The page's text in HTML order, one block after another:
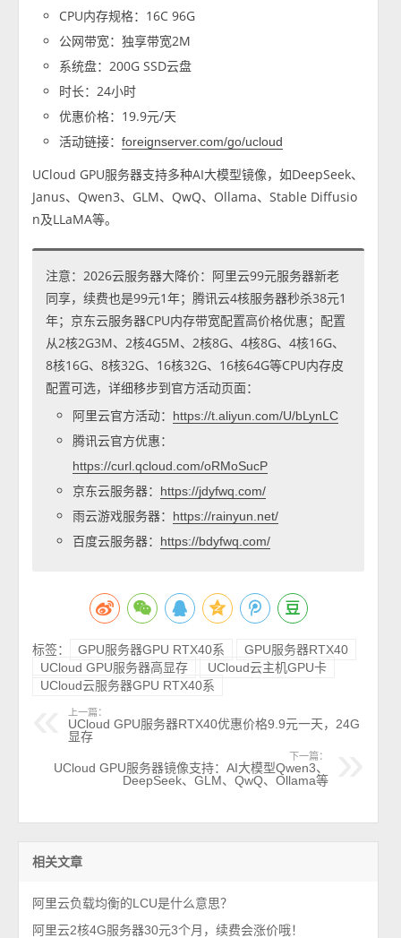
CPU内存规格：16C 96G
公网带宽：独享带宽2M
系统盘：200G SSD云盘
时长：24小时
优惠价格：19.9元/天
活动链接：foreignserver.com/go/ucloud
UCloud GPU服务器支持多种AI大模型镜像，如DeepSeek、
Janus、Qwen3、GLM、QwQ、Ollama、Stable Diffusio
n及LLaMA等。
注意：2026云服务器大降价：阿里云99元服务器新老
同享，续费也是99元1年；腾讯云4核服务器秒杀38元1
年；京东云服务器CPU内存带宽配置高价格优惠；配置
从2核2G3M、2核4G5M、2核8G、4核8G、4核16G、
8核16G、8核32G、16核32G、16核64G等CPU内存皮
配置可选，详细移步到官方活动页面：
阿里云官方活动：
https://t.aliyun.com/U/bLynLC
腾讯云官方优惠：
https://curl.qcloud.com/oRMoSucP
京东云服务器： https://jdyfwq.com/
雨云游戏服务器： https://rainyun.net/
百度云服务器： https://bdyfwq.com/
标签： GPU服务器GPU RTX40系
GPU服务器RTX40
UCloud GPU服务器高显存
UCloud云主机GPU卡
UCloud云服务器GPU RTX40系
上一篇：
UCloud GPU服务器RTX40优惠价格9.9元一天，24G
显存
下一篇：
UCloud GPU服务器镜像支持：AI大模型Qwen3、
DeepSeek、GLM、QwQ、Ollama等
相关文章
阿里云负载均衡的LCU是什么意思？
阿里云2核4G服务器30元3个月，续费会涨价哦！